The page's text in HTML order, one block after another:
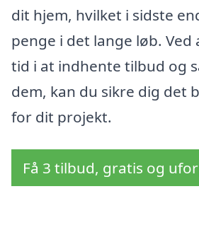
dit hjem, hvilket i sidste
penge i det lange løb.
tid i at indhente tilbud og
dem, kan du sikre dig det
for dit projekt.
Få 3 tilbud, gratis og